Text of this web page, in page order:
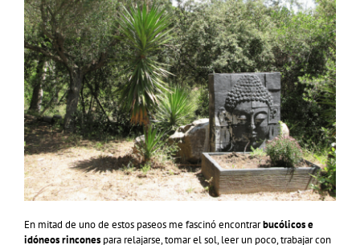
En mitad de uno de estos paseos me fascinó encontrarbucólicos e
idóneos rincones para relajarse, tomar el sol, leer un poco, trabajar con